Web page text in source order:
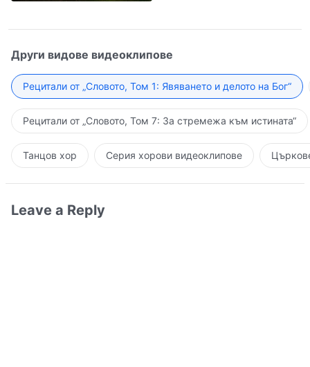
Други видове видеоклипове
Рецитали от „Словото, Том 1: Явяването и делото на Бог“
Рецитали от „Словото, Том 7: За стремежа към истината“
Танцов хор Серия хорови видеоклипове
Leave a Reply